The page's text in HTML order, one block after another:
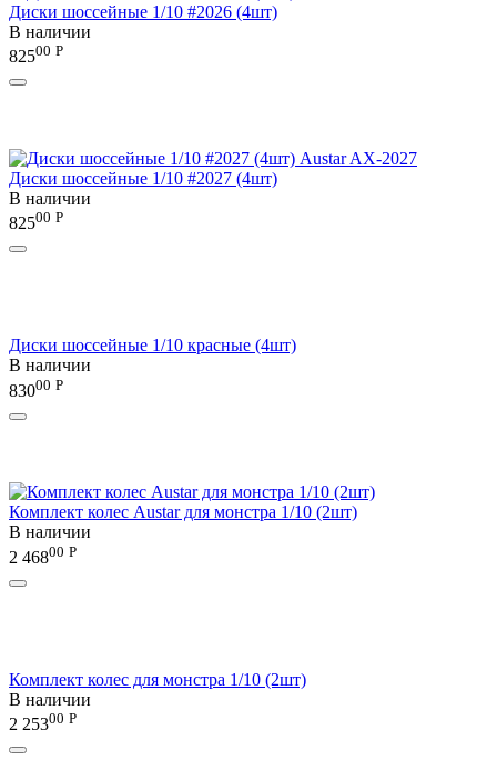
Диски шоссейные 1/10 #2026 (4шт)
В наличии
82500 Р
Диски шоссейные 1/10 #2027 (4шт)
В наличии
82500 Р
Диски шоссейные 1/10 красные (4шт)
В наличии
83000 Р
Комплект колес Austar для монстра 1/10 (2шт)
В наличии
2 46800 Р
Комплект колес для монстра 1/10 (2шт)
В наличии
2 25300 Р